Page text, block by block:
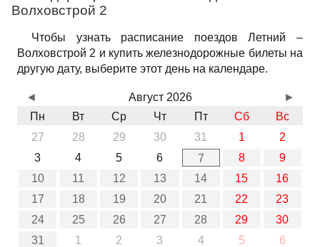
Волховстрой 2
Чтобы узнать расписание поездов Летний –
Волховстрой 2 и купить железнодорожные билеты на
другую дату, выберите этот день на календаре.
Август 2026
Пн
Вт Ср Чт Пт Сб
Вс
27
28 29 30 31 1
2
3
4 5 6 7 8
9
10
11 12 13 14 15
16
17
18 19 20 21 22
23
24
25 26 27 28 29
30
31
1 2 3 4 5 6
◄ ►